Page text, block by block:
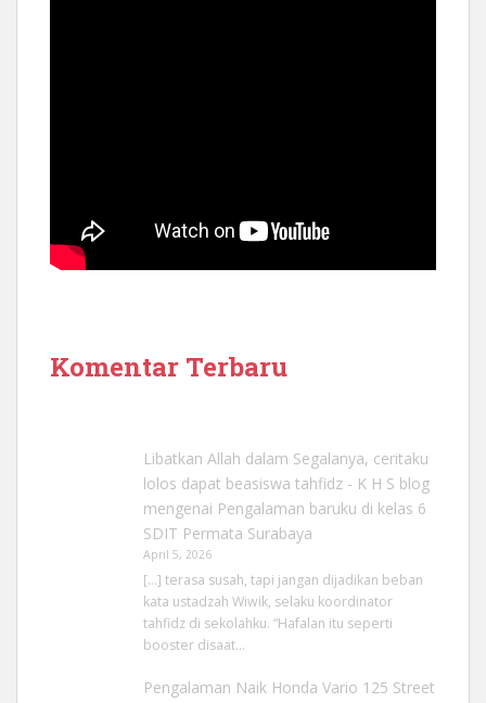
Komentar Terbaru
Libatkan Allah dalam Segalanya, ceritaku
lolos dapat beasiswa tahfidz - K H S blog
mengenai Pengalaman baruku di kelas 6
SDIT Permata Surabaya
April 5, 2026
[…] terasa susah, tapi jangan dijadikan beban
kata ustadzah Wiwik, selaku koordinator
tahfidz di sekolahku. “Hafalan itu seperti
booster disaat…
Pengalaman Naik Honda Vario 125 Street